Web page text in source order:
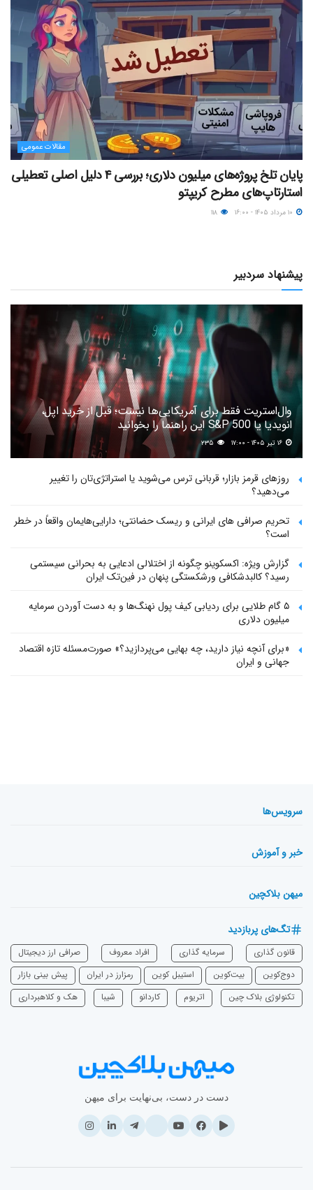
مقالات عمومی
پایان تلخ پروژه‌های میلیون دلاری؛ بررسی ۴ دلیل اصلی تعطیلی
استارتاپ‌های مطرح کریپتو
پیشنهاد سردبیر
وال‌استریت فقط برای آمریکایی‌ها نیست؛ قبل از خرید اپل،
انویدیا یا S&P 500 این راهنما را بخوانید
۲۳۵
روزهای قرمز بازار؛ قربانی ترس می‌شوید یا استراتژی‌تان را تغییر
می‌دهید؟
تحریم صرافی های ایرانی و ریسک حضانتی؛ دارایی‌هایمان واقعاً در خطر
است؟
گزارش ویژه: اکسکوینو چگونه از اختلالی ادعایی به بحرانی سیستمی
رسید؟ کالبدشکافی ورشکستگی پنهان در فین‌تک ایران
۵ گام طلایی برای ردیابی کیف پول‌ نهنگ‌ها و به دست آوردن سرمایه
میلیون دلاری
«برای آنچه نیاز دارید، چه بهایی می‌پردازید؟» صورت‌مسئله تازه اقتصاد
جهانی و ایران
سرویس‌ها
خبر و آموزش
میهن بلاکچین
تگ‌های پربازدید
قانون گذاری سرمایه‌ گذاری افراد معروف
صرافی ارز دیجیتال
دوج‌کوین
بیت‌کوین استیبل کوین رمزارز در ایران
پیش بینی بازار
تکنولوژی بلاک چین
اتریوم ‌کاردانو شیبا هک و کلاهبرداری
دست در دست، بی‌نهایت برای میهن